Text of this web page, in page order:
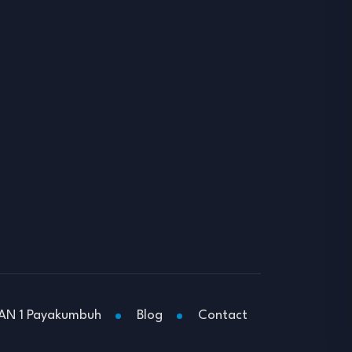
1 Payakumbuh Blog Contact